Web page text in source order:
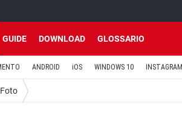
GUIDE DOWNLOAD GLOSSARIO
ANDROID iOS WINDOWS 10 INSTAGRAM